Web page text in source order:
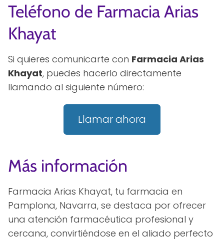
Teléfono de Farmacia Arias
Khayat
Si quieres comunicarte con Farmacia Arias
Khayat, puedes hacerlo directamente
llamando al siguiente número:
Llamar ahora
Más información
Farmacia Arias Khayat, tu farmacia en
Pamplona, Navarra, se destaca por ofrecer
una atención farmacéutica profesional y
cercana, convirtiéndose en el aliado perfecto